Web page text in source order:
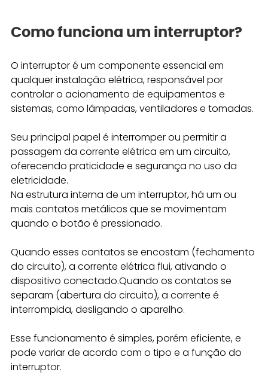
Como funciona um interruptor?
O interruptor é um componente essencial em
qualquer instalação elétrica, responsável por
controlar o acionamento de equipamentos e
sistemas, como lâmpadas, ventiladores e tomadas.
Seu principal papel é interromper ou permitir a
passagem da corrente elétrica em um circuito,
oferecendo praticidade e segurança no uso da
eletricidade.
Na estrutura interna de um interruptor, há um ou
mais contatos metálicos que se movimentam
quando o botão é pressionado.
Quando esses contatos se encostam (fechamento
do circuito), a corrente elétrica flui, ativando o
dispositivo conectado.Quando os contatos se
separam (abertura do circuito), a corrente é
interrompida, desligando o aparelho.
Esse funcionamento é simples, porém eficiente, e
pode variar de acordo com o tipo e a função do
interruptor.